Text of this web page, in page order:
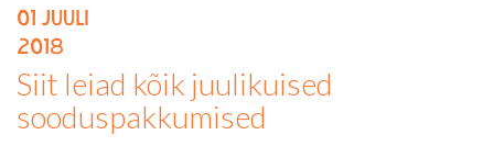
01 juuli
2018
Siit leiad kõik juulikuised
sooduspakkumised